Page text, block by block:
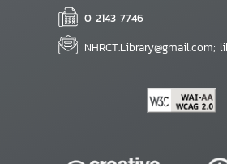
0 2143 7746
NHRCT.Library@gmail.com;